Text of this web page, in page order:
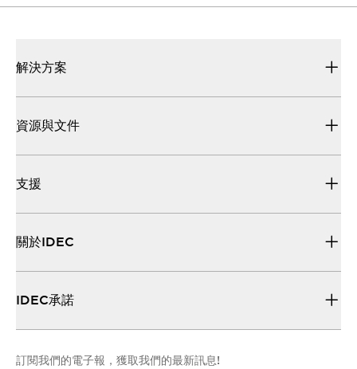
解決方案
資源與文件
支援
關於IDEC
IDEC承諾
訂閱我們的電子報，獲取我們的最新訊息!